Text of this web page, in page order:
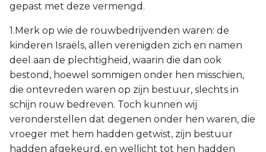
gepast met deze vermengd.
1.Merk op wie de rouwbedrijvenden waren: de
kinderen Israëls, allen verenigden zich en namen
deel aan de plechtigheid, waarin die dan ook
bestond, hoewel sommigen onder hen misschien,
die ontevreden waren op zijn bestuur, slechts in
schijn rouw bedreven. Toch kunnen wij
veronderstellen dat degenen onder hen waren, die
vroeger met hem hadden getwist, zijn bestuur
hadden afgekeurd, en wellicht tot hen hadden